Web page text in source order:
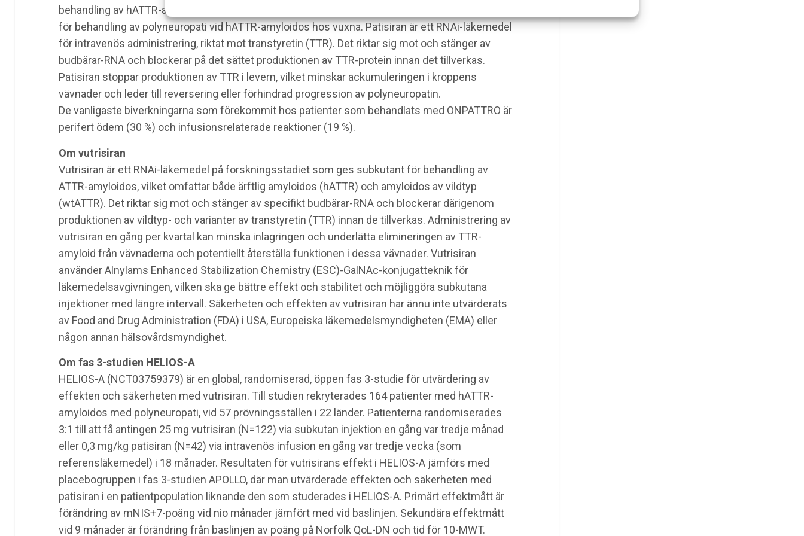
behandling av hATTR-amyloidos med polyneuropati. Patisiran är också godkänt i USA och Kanada
för behandling av polyneuropati vid hATTR-amyloidos hos vuxna. Patisiran är ett RNAi-läkemedel
för intravenös administrering, riktat mot transtyretin (TTR). Det riktar sig mot och stänger av
budbärar-RNA och blockerar på det sättet produktionen av TTR-protein innan det tillverkas.
Patisiran stoppar produktionen av TTR i levern, vilket minskar ackumuleringen i kroppens
vävnader och leder till reversering eller förhindrad progression av polyneuropatin.
De vanligaste biverkningarna som förekommit hos patienter som behandlats med ONPATTRO är
perifert ödem (30 %) och infusionsrelaterade reaktioner (19 %).
Om vutrisiran
Vutrisiran är ett RNAi-läkemedel på forskningsstadiet som ges subkutant för behandling av
ATTR-amyloidos, vilket omfattar både ärftlig amyloidos (hATTR) och amyloidos av vildtyp
(wtATTR). Det riktar sig mot och stänger av specifikt budbärar-RNA och blockerar därigenom
produktionen av vildtyp- och varianter av transtyretin (TTR) innan de tillverkas. Administrering av
vutrisiran en gång per kvartal kan minska inlagringen och underlätta elimineringen av TTR-
amyloid från vävnaderna och potentiellt återställa funktionen i dessa vävnader. Vutrisiran
använder Alnylams Enhanced Stabilization Chemistry (ESC)-GalNAc-konjugatteknik för
läkemedelsavgivningen, vilken ska ge bättre effekt och stabilitet och möjliggöra subkutana
injektioner med längre intervall. Säkerheten och effekten av vutrisiran har ännu inte utvärderats
av Food and Drug Administration (FDA) i USA, Europeiska läkemedelsmyndigheten (EMA) eller
någon annan hälsovårdsmyndighet.
Om fas 3-studien HELIOS-A
HELIOS-A (NCT03759379) är en global, randomiserad, öppen fas 3-studie för utvärdering av
effekten och säkerheten med vutrisiran. Till studien rekryterades 164 patienter med hATTR-
amyloidos med polyneuropati, vid 57 prövningsställen i 22 länder. Patienterna randomiserades
3:1 till att få antingen 25 mg vutrisiran (N=122) via subkutan injektion en gång var tredje månad
eller 0,3 mg/kg patisiran (N=42) via intravenös infusion en gång var tredje vecka (som
referensläkemedel) i 18 månader. Resultaten för vutrisirans effekt i HELIOS-A jämförs med
placebogruppen i fas 3-studien APOLLO, där man utvärderade effekten och säkerheten med
patisiran i en patientpopulation liknande den som studerades i HELIOS-A. Primärt effektmått är
förändring av mNIS+7-poäng vid nio månader jämfört med vid baslinjen. Sekundära effektmått
vid 9 månader är förändring från baslinjen av poäng på Norfolk QoL-DN och tid för 10-MWT.